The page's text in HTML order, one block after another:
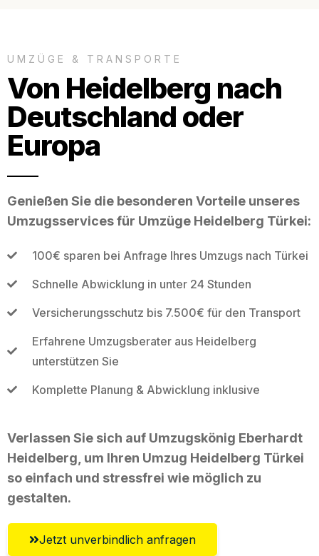
UMZÜGE & TRANSPORTE
Von Heidelberg nach
Deutschland oder
Europa
Genießen Sie die besonderen Vorteile unseres
Umzugsservices für Umzüge Heidelberg Türkei:
100€ sparen bei Anfrage Ihres Umzugs nach Türkei
Schnelle Abwicklung in unter 24 Stunden
Versicherungsschutz bis 7.500€ für den Transport
Erfahrene Umzugsberater aus Heidelberg
unterstützen Sie
Komplette Planung & Abwicklung inklusive
Verlassen Sie sich auf Umzugskönig Eberhardt
Heidelberg, um Ihren Umzug Heidelberg Türkei
so einfach und stressfrei wie möglich zu
gestalten.
Jetzt unverbindlich anfragen